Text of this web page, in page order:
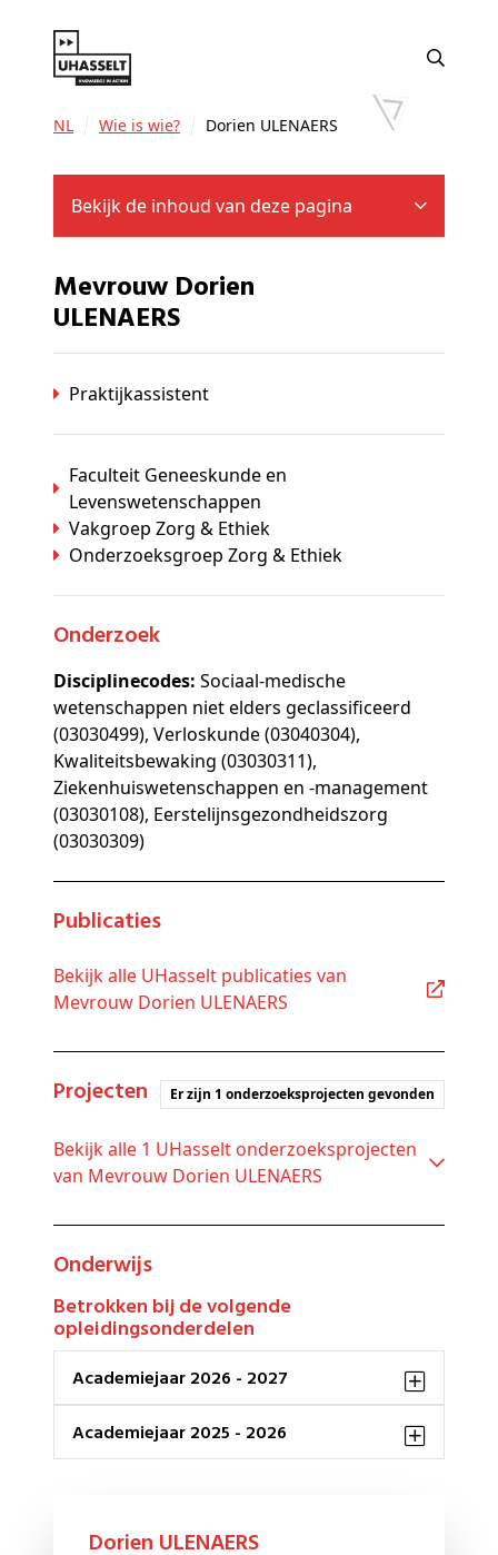
NL Wie is wie? Dorien ULENAERS
Bekijk de inhoud van deze pagina
Mevrouw Dorien
ULENAERS
Praktijkassistent
Faculteit Geneeskunde en
Levenswetenschappen
Vakgroep Zorg & Ethiek
Onderzoeksgroep Zorg & Ethiek
Onderzoek
Disciplinecodes: Sociaal-medische
wetenschappen niet elders geclassificeerd
(03030499), Verloskunde (03040304),
Kwaliteitsbewaking (03030311),
Ziekenhuiswetenschappen en -management
(03030108), Eerstelijnsgezondheidszorg
(03030309)
Publicaties
Bekijk alle UHasselt publicaties van
Mevrouw Dorien ULENAERS
Projecten Er zijn 1 onderzoeksprojecten gevonden
Bekijk alle 1 UHasselt onderzoeksprojecten
van Mevrouw Dorien ULENAERS
Onderwijs
Betrokken bij de volgende
opleidingsonderdelen
Academiejaar 2026 - 2027
Academiejaar 2025 - 2026
Dorien ULENAERS